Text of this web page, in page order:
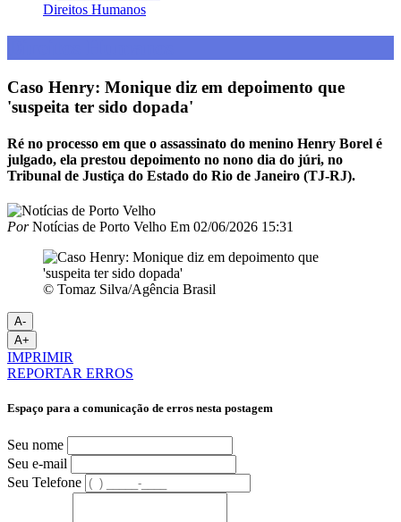
Direitos Humanos
Caso Henry: Monique diz em depoimento que
'suspeita ter sido dopada'
Ré no processo em que o assassinato do menino Henry Borel é
julgado, ela prestou depoimento no nono dia do júri, no
Tribunal de Justiça do Estado do Rio de Janeiro (TJ-RJ).
PorNotícias de Porto Velho Em 02/06/2026 15:31
© Tomaz Silva/Agência Brasil
A-
A+
IMPRIMIR
REPORTAR ERROS
Espaço para a comunicação de erros nesta postagem
Seu nome
Seu e-mail
Seu Telefone